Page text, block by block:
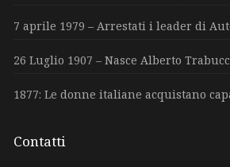
7 aprile 1979 – Arrestati i leader di
26 Luglio 1907 – Nasce Alberto
1877: Le donne italiane acquistano
Contatti